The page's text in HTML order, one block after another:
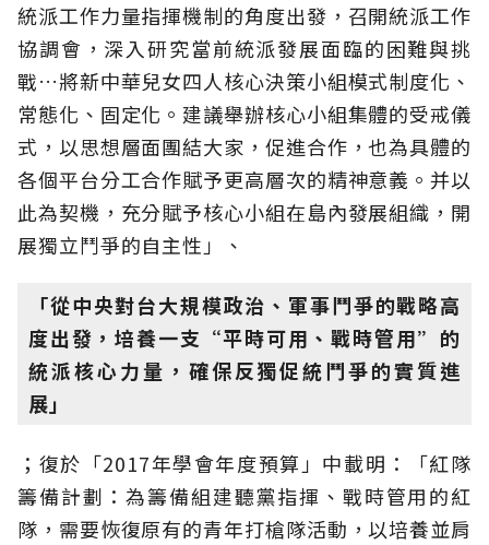
統派工作力量指揮機制的角度出發，召開統派工作
協調會，深入研究當前統派發展面臨的困難與挑
戰…將新中華兒女四人核心決策小組模式制度化、
常態化、固定化。建議舉辦核心小組集體的受戒儀
式，以思想層面團結大家，促進合作，也為具體的
各個平台分工合作賦予更高層次的精神意義。并以
此為契機，充分賦予核心小組在島內發展組織，開
展獨立鬥爭的自主性」、
「從中央對台大規模政治、軍事鬥爭的戰略高
度出發，培養一支“平時可用、戰時管用”的
統派核心力量，確保反獨促統鬥爭的實質進
展」
；復於「2017年學會年度預算」中載明：「紅隊
籌備計劃：為籌備組建聽黨指揮、戰時管用的紅
隊，需要恢復原有的青年打槍隊活動，以培養並肩